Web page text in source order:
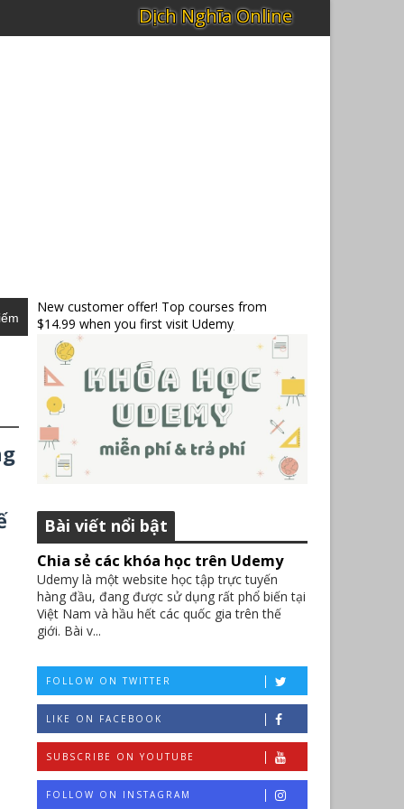
New customer offer! Top courses from
$14.99 when you first visit Udemy
Bài viết nổi bật
Chia sẻ các khóa học trên Udemy
Udemy là một website học tập trực tuyến
hàng đầu, đang được sử dụng rất phổ biến tại
Việt Nam và hầu hết các quốc gia trên thế
giới. Bài v...
FOLLOW ON TWITTER
LIKE ON FACEBOOK
SUBSCRIBE ON YOUTUBE
FOLLOW ON INSTAGRAM